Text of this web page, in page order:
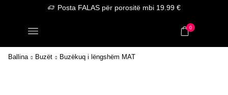
Posta FALAS për porositë mbi 19.99 €
0
Ballina Buzët Buzëkuq i lëngshëm MAT